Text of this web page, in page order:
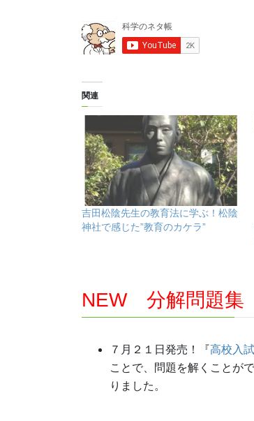
関連
吉田松陰先生の教育法に学ぶ！松陰
神社で感じた”教育のカケラ”
NEW 分解問題
７月２１日発売！『高校入
ことで、問題を解くことが
りました。